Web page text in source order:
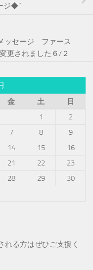
ジ◆”
ッセージ ファース
更されました６/２
金 土
日
1
2
7 8
9
14 15
16
21 22
23
28 29
30
れる方はぜひご支援く